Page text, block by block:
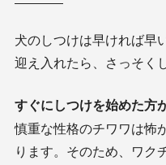
犬のしつけは早ければ早
迎え入れたら、さっそく
すぐにしつけを始めた方
慎重な性格のチワワは怖
ります。そのため、ワク